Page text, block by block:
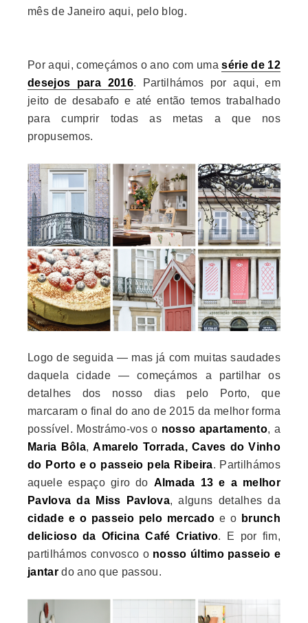
mês de Janeiro aqui, pelo blog.
Por aqui, começámos o ano com umasérie de 12
desejos para 2016. Partilhámos por aqui, em
jeito de desabafo e até então temos trabalhado
para cumprir todas as metas a que nos
propusemos.
Logo de seguida — mas já com muitas saudades
daquela cidade — começámos a partilhar os
detalhes dos nosso dias pelo Porto, que
marcaram o final do ano de 2015 da melhor forma
possível. Mostrámo-vos o nosso apartamento, a
Maria Bôla,Amarelo Torrada, Caves do Vinho
do Porto e o passeio pela Ribeira. Partilhámos
aquele espaço giro do Almada 13 e a melhor
Pavlova da Miss Pavlova, alguns detalhes da
cidade e o passeio pelo mercado e o brunch
delicioso da Oficina Café Criativo. E por fim,
partilhámos convosco o nosso último passeio e
jantardo ano que passou.